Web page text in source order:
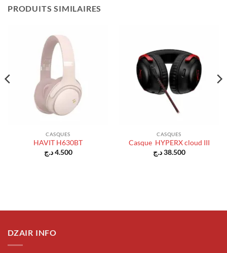
PRODUITS SIMILAIRES
CASQUES
HAVIT H630BT
4.500 د.ج
CASQUES
Casque HYPERX cloud III
38.500 د.ج
DZAIR INFO